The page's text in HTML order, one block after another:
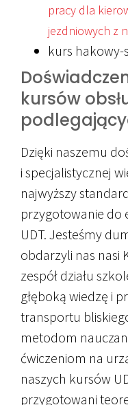
pracy dla
jezdniowych z
kurs hakowy-
kursów
Dzięki naszemu
i specjalistycznej
najwyższy
przygotowanie do
UDT. Jesteśmy
obdarzyli nas nasi
zespół działu
głęboką wiedzę i
transportu
metodom
ćwiczeniom na
naszych kursów
przygotowani